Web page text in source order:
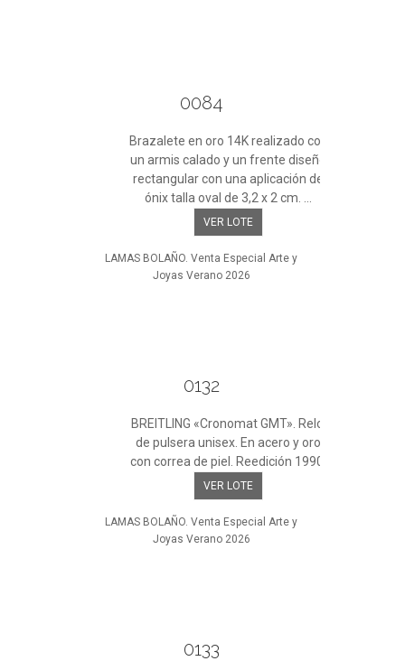
0084
Brazalete en oro 14K realizado con
un armis calado y un frente diseño
rectangular con una aplicación de
ónix talla oval de 3,2 x 2 cm. ...
VER LOTE
LAMAS BOLAÑO. Venta Especial Arte y
Joyas Verano 2026
0132
BREITLING «Cronomat GMT». Reloj
de pulsera unisex. En acero y oro
con correa de piel. Reedición 1990.
VER LOTE
LAMAS BOLAÑO. Venta Especial Arte y
Joyas Verano 2026
0133